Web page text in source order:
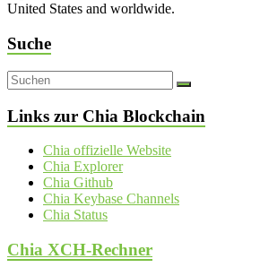
United States and worldwide.
Suche
Links zur Chia Blockchain
Chia offizielle Website
Chia Explorer
Chia Github
Chia Keybase Channels
Chia Status
Chia XCH-Rechner